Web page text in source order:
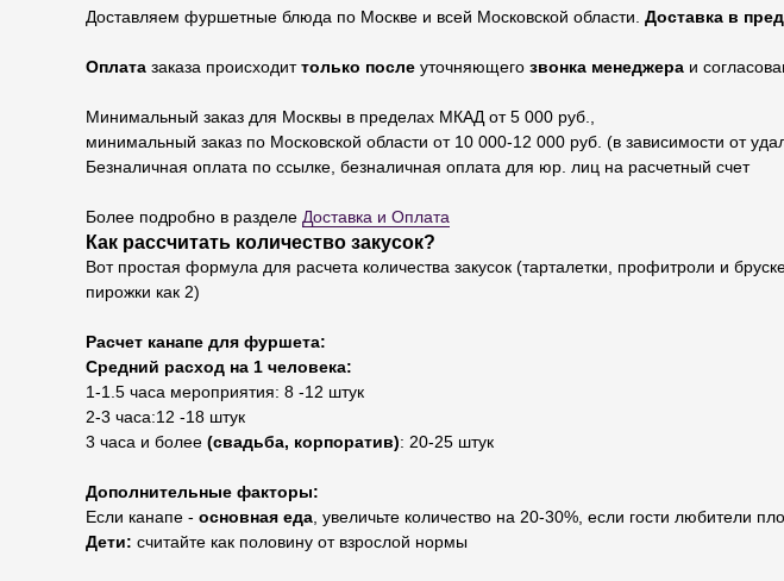
Доставляем фуршетные блюда по Москве и всей Московской области. Доставка в
Оплата заказа происходиттолько после уточняющего звонка менеджера и
Минимальный заказ для Москвы в пределах МКАД от 5 000 руб.,
минимальный заказ по Московской области от 10 000-12 000 руб. (в зависимости от
Безналичная оплата по ссылке, безналичная оплата для юр. лиц на расчетный счет
Более подробно в разделе Доставка и Оплата
Как рассчитать количество закусок?
Вот простая формула для расчета количества закусок (тарталетки, профитроли и
пирожки как 2)
Расчет канапе для фуршета:
Средний расход на 1 человека:
1-1.5 часа мероприятия: 8 -12 штук
2-3 часа:12 -18 штук
3 часа и более (свадьба, корпоратив): 20-25 штук
Дополнительные факторы:
Если канапе - основная еда , увеличьте количество на 20-30%, если гости любители
Дети: считайте как половину от взрослой нормы